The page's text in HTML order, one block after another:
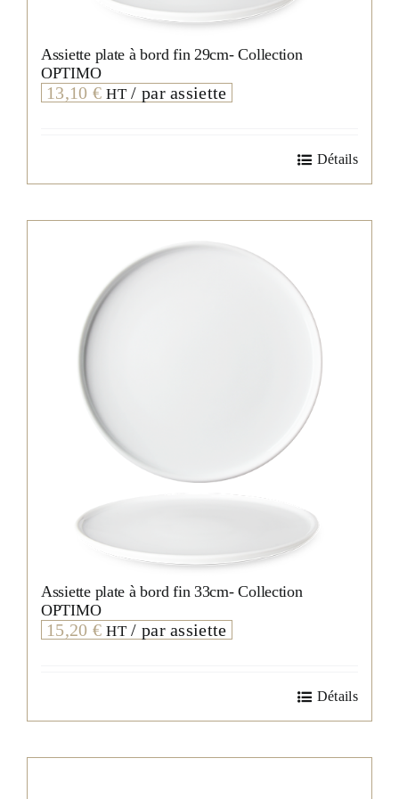
Assiette plate à bord fin 29cm- Collection
OPTIMO
13,10 € HT/ par assiette
Détails
Assiette plate à bord fin 33cm- Collection
OPTIMO
15,20 € HT/ par assiette
Détails